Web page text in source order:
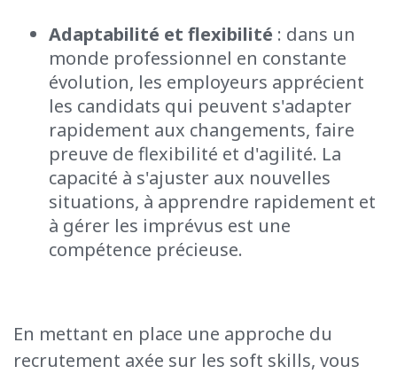
Adaptabilité et flexibilité : dans un
monde professionnel en constante
évolution, les employeurs apprécient
les candidats qui peuvent s'adapter
rapidement aux changements, faire
preuve de flexibilité et d'agilité. La
capacité à s'ajuster aux nouvelles
situations, à apprendre rapidement et
à gérer les imprévus est une
compétence précieuse.
En mettant en place une approche du
recrutement axée sur les soft skills, vous